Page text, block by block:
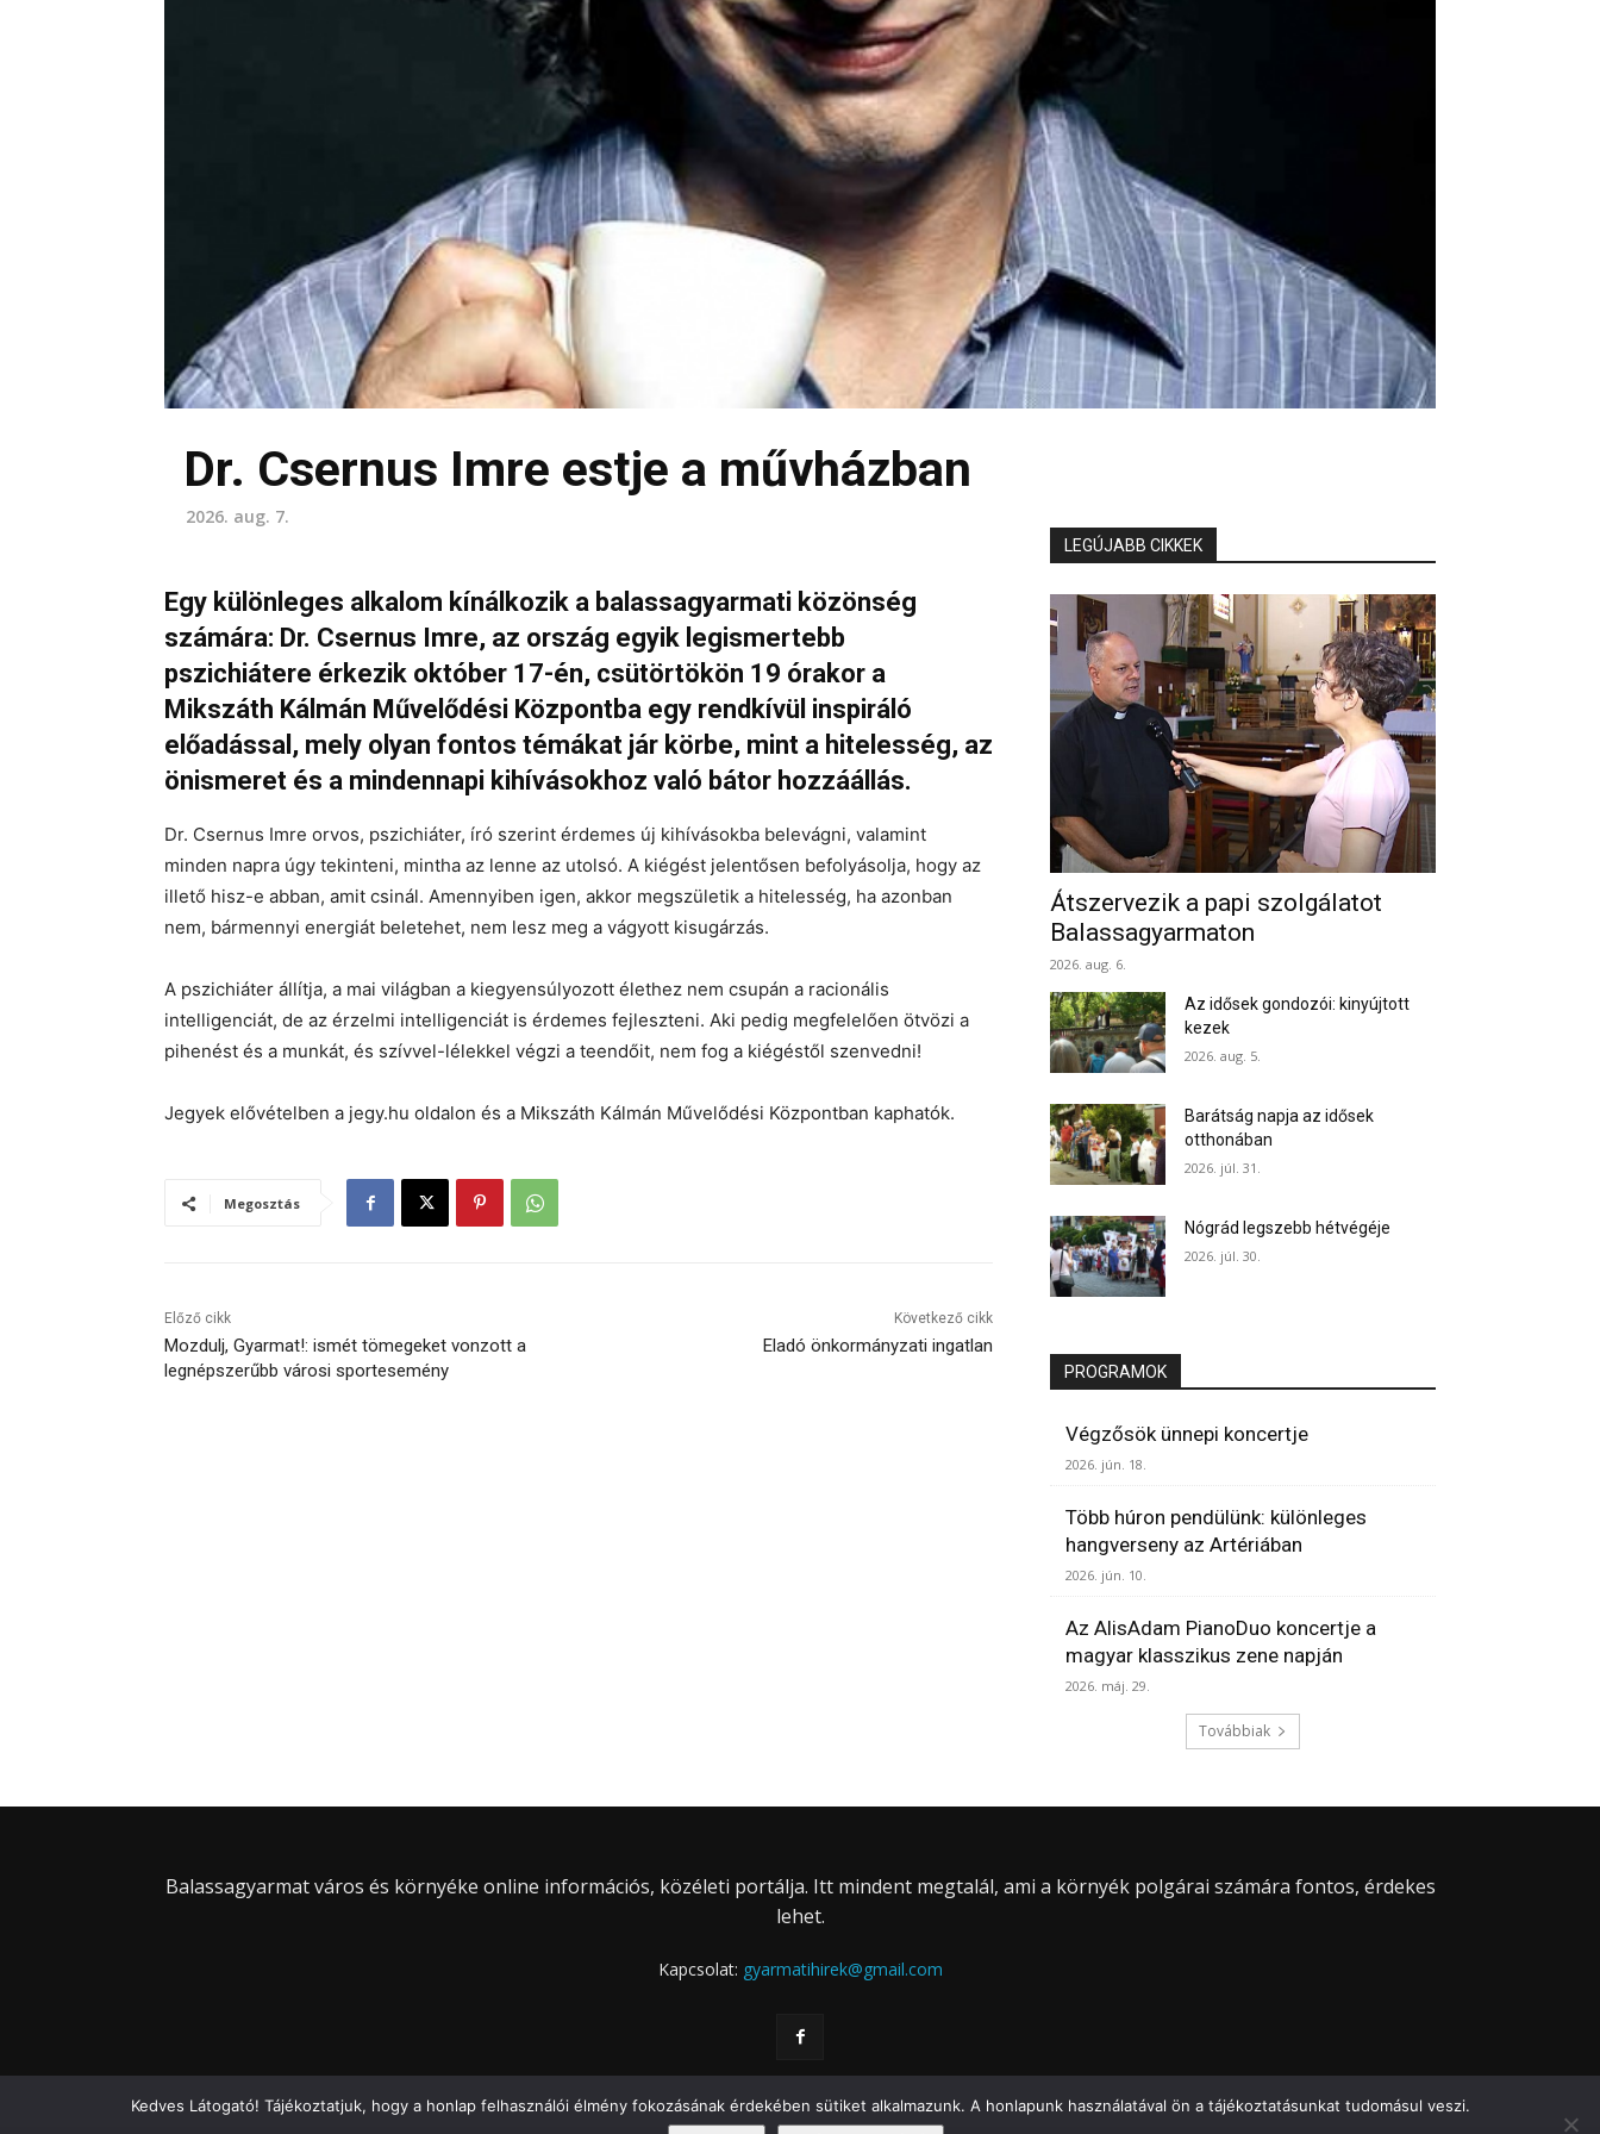
Dr. Csernus Imre estje a művházban
2026. aug. 7.
Egy különleges alkalom kínálkozik a balassagyarmati közönség
számára: Dr. Csernus Imre, az ország egyik legismertebb
pszichiátere érkezik október 17-én, csütörtökön 19 órakor a
Mikszáth Kálmán Művelődési Központba egy rendkívül inspiráló
előadással, mely olyan fontos témákat jár körbe, mint a hitelesség, az
önismeret és a mindennapi kihívásokhoz való bátor hozzáállás.
Dr. Csernus Imre orvos, pszichiáter, író szerint érdemes új kihívásokba belevágni, valamint
minden napra úgy tekinteni, mintha az lenne az utolsó. A kiégést jelentősen befolyásolja, hogy az
illető hisz-e abban, amit csinál. Amennyiben igen, akkor megszületik a hitelesség, ha azonban
nem, bármennyi energiát beletehet, nem lesz meg a vágyott kisugárzás.
A pszichiáter állítja, a mai világban a kiegyensúlyozott élethez nem csupán a racionális
intelligenciát, de az érzelmi intelligenciát is érdemes fejleszteni. Aki pedig megfelelően ötvözi a
pihenést és a munkát, és szívvel-lélekkel végzi a teendőit, nem fog a kiégéstől szenvedni!
Jegyek elővételben a jegy.hu oldalon és a Mikszáth Kálmán Művelődési Központban kaphatók.
Megosztás
Előző cikk
Mozdulj, Gyarmat!: ismét tömegeket vonzott a
legnépszerűbb városi sportesemény
Következő cikk
Eladó önkormányzati ingatlan
LEGÚJABB CIKKEK
Átszervezik a papi szolgálatot
Balassagyarmaton
2026. aug. 6.
Az idősek gondozói: kinyújtott
kezek
2026. aug. 5.
Barátság napja az idősek
otthonában
2026. júl. 31.
Nógrád legszebb hétvégéje
2026. júl. 30.
PROGRAMOK
Végzősök ünnepi koncertje
2026. jún. 18.
Több húron pendülünk: különleges
hangverseny az Artériában
2026. jún. 10.
Az AlisAdam PianoDuo koncertje a
magyar klasszikus zene napján
2026. máj. 29.
Továbbiak
Balassagyarmat város és környéke online információs, közéleti portálja. Itt mindent megtalál, ami a környék polgárai számára fontos, érdekes
lehet.
Kapcsolat: gyarmatihirek@gmail.com
Kedves Látogató! Tájékoztatjuk, hogy a honlap felhasználói élmény fokozásának érdekében sütiket alkalmazunk. A honlapunk használatával ön a tájékoztatásunkat tudomásul veszi.